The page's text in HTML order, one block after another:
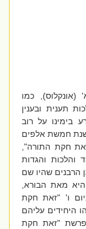
כמו
תענית ובענין
על רוב
חמשת אלפים
חקת התורה",
והגדות
שהיו שם
מאת הבורא,
ו' "זאת חקת
עליהם
"זאת חקת